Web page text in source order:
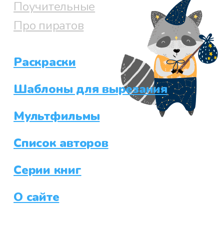
Поучительные
Про пиратов
Раскраски
Шаблоны для вырезания
Мультфильмы
Список авторов
Серии книг
О сайте